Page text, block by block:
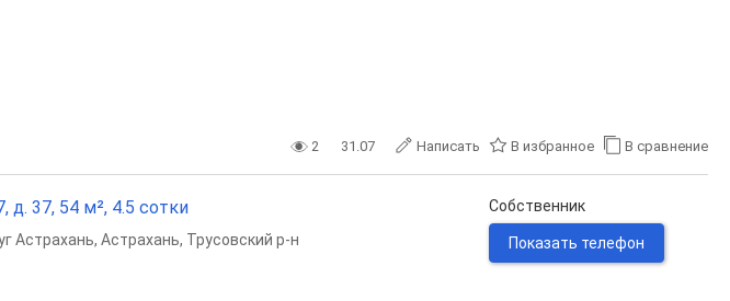
2 31.07 Написать В избранное В сравнение
д. 37, 54 м², 4.5 сотки
Астрахань, Астрахань, Трусовский р-н
Собственник
Показать телефон